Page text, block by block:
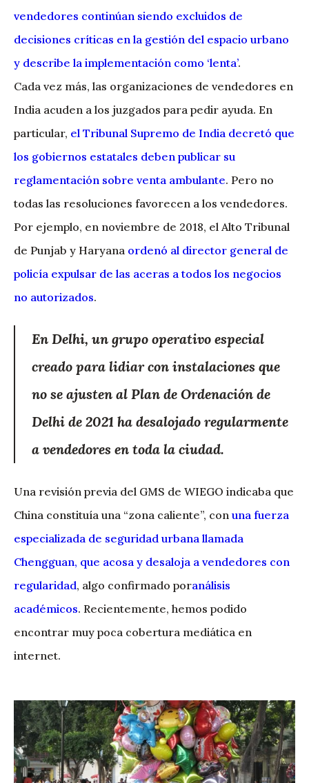
vendedores continúan siendo excluidos de
decisiones críticas en la gestión del espacio urbano
y describe la implementación como ‘lenta’.
Cada vez más, las organizaciones de vendedores en
India acuden a los juzgados para pedir ayuda. En
particular, el Tribunal Supremo de India decretó que
los gobiernos estatales deben publicar su
reglamentación sobre venta ambulante. Pero no
todas las resoluciones favorecen a los vendedores.
Por ejemplo, en noviembre de 2018, el Alto Tribunal
de Punjab y Haryana ordenó al director general de
policía expulsar de las aceras a todos los negocios
no autorizados.
En Delhi, un grupo operativo especial
creado para lidiar con instalaciones que
no se ajusten al Plan de Ordenación de
Delhi de 2021 ha desalojado regularmente
a vendedores en toda la ciudad.
Una revisión previa del GMS de WIEGO indicaba que
China constituía una “zona caliente”, con una fuerza
especializada de seguridad urbana llamada
Chengguan, que acosa y desaloja a vendedores con
regularidad, algo confirmado poranálisis
académicos. Recientemente, hemos podido
encontrar muy poca cobertura mediática en
internet.